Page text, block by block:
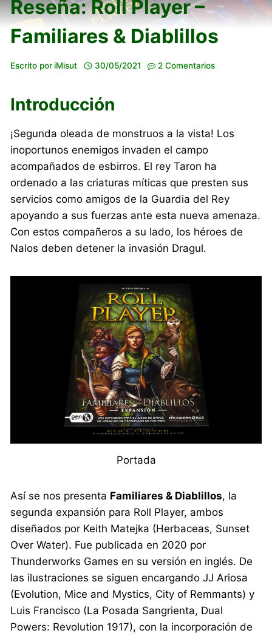
Reseña: Roll Player –
Familiares & Diablillos
Escrito por iMisut 30/05/2021 2 Comentarios
Introducción
¡Segunda oleada de monstruos a la vista! Los
inoportunos enemigos invaden el campo
acompañados de esbirros. El rey Taron ha
ordenado a las criaturas míticas que presten sus
servicios como amigos de la Guardia del Rey
apoyando a sus fuerzas ante esta nueva amenaza.
Con estos compañeros a su lado, los héroes de
Nalos deben detener la invasión Dragul.
Portada
Así se nos presenta Familiares & Diablillos, la
segunda expansión para Roll Player, ambos
diseñados por Keith Matejka (Herbaceas, Sunset
Over Water). Fue publicada en 2020 por
Thunderworks Games en su versión en inglés. De
las ilustraciones se siguen encargando JJ Ariosa
(Evolution, Mice and Mystics, City of Remmants) y
Luis Francisco (La Posada Sangrienta, Dual
Powers: Revolution 1917), con la incorporación de